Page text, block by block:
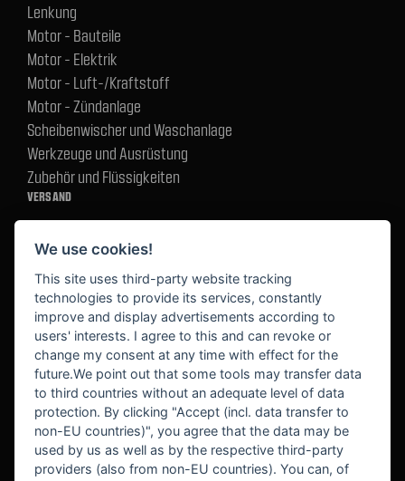
Lenkung
Motor - Bauteile
Motor - Elektrik
Motor - Luft-/Kraftstoff
Motor - Zündanlage
Scheibenwischer und Waschanlage
Werkzeuge und Ausrüstung
Zubehör und Flüssigkeiten
VERSAND
BEKANNT AUS
We use cookies!
This site uses third-party website tracking
technologies to provide its services, constantly
improve and display advertisements according to
users' interests. I agree to this and can revoke or
change my consent at any time with effect for the
future.We point out that some tools may transfer data
to third countries without an adequate level of data
protection. By clicking "Accept (incl. data transfer to
non-EU countries)", you agree that the data may be
used by us as well as by the respective third-party
providers (also from non-EU countries). You can, of